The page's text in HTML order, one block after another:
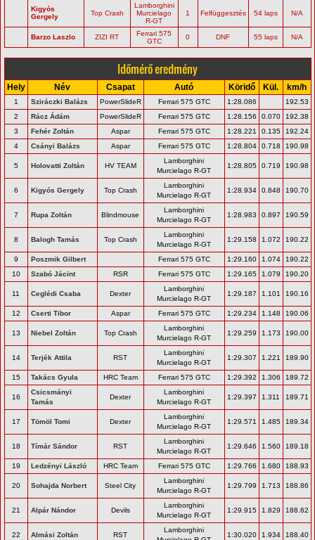
Kigyós
Gergely
Top Crash
Lamborghini
Murcielago
R-GT
1 Felfüggesztés 54 laps N/A
Barzo Laszlo ZIZI RT
Ferrari 575
GTC
0 DNF 55 laps N/A
Időmérő eredmény
Hely Név Csapat Autó Köridő Kül. km/h
1 Sziráczki Balázs PowerSlideR Ferrari 575 GTC 1:28.086
192.53
2
Rácz Ádám PowerSlideR Ferrari 575 GTC 1:28.156 0.070
192.38
3
Fehér Zoltán Aspar Ferrari 575 GTC 1:28.221 0.135
192.24
4
Csányi Balázs Aspar Ferrari 575 GTC 1:28.804 0.718 190.98
5 Holovatti Zoltán HV TEAM
Lamborghini
Murcielago R-GT
1:28.805 0.719 190.98
6 Kigyós Gergely Top Crash
Lamborghini
Murcielago R-GT
1:28.934 0.848 190.70
7 Rupa Zoltán Blindmouse
Lamborghini
Murcielago R-GT
1:28.983 0.897 190.59
8 Balogh Tamás Top Crash
Lamborghini
Murcielago R-GT
1:29.158 1.072 190.22
9 Poszmik Gilbert Ferrari 575 GTC 1:29.160 1.074
190.22
10
Szabó Jácint RSR Ferrari 575 GTC 1:29.165 1.079 190.20
11 Ceglédi Csaba Dexter
Lamborghini
Murcielago R-GT
1:29.187 1.101 190.16
12 Cserti Tibor Aspar Ferrari 575 GTC 1:29.234 1.148 190.06
13 Niebel Zoltán Top Crash
Lamborghini
Murcielago R-GT
1:29.259 1.173 190.00
14 Terjék Attila RST
Lamborghini
Murcielago R-GT
1:29.307 1.221 189.90
15 Takács Gyula HRC Team Ferrari 575 GTC 1:29.392 1.306 189.72
16
Csicsmányi
Tamás
Dexter
Lamborghini
Murcielago R-GT
1:29.397 1.311 189.71
17 Tömöl Tomi Dexter
Lamborghini
Murcielago R-GT
1:29.571 1.485 189.34
18 Tímár Sándor RST
Lamborghini
Murcielago R-GT
1:29.646 1.560 189.18
19 Ledzényi László HRC Team Ferrari 575 GTC 1:29.766 1.680 188.93
20 Sohajda Norbert Steel City
Lamborghini
Murcielago R-GT
1:29.799 1.713 188.86
21 Alpár Nándor Devils
Lamborghini
Murcielago R-GT
1:29.915 1.829 188.62
22 Almási Zoltán RST
Lamborghini
1:30.020 1.934 188.40